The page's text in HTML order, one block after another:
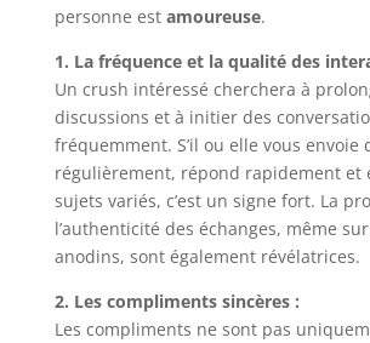
personne est amoureuse.
1. La fréquence et la qualité des
Un crush intéressé cherchera à
discussions et à initier des
fréquemment. S’il ou elle vous envoie
régulièrement, répond rapidement et
sujets variés, c’est un signe fort. La
l’authenticité des échanges, même
anodins, sont également révélatrices.
2. Les compliments sincères :
Les compliments ne sont pas